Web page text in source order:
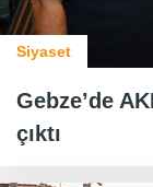
Siyaset
Gebze’de
çıktı